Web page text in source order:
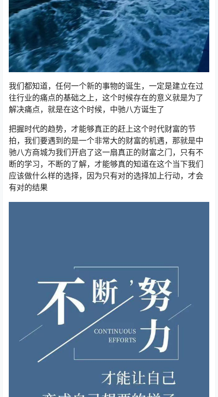
我们都知道，任何一个新的事物的诞生，一定是建立在过
往行业的痛点的基础之上，这个时候存在的意义就是为了
解决痛点，就是在这个时候，中驰八方诞生了
把握时代的趋势，才能够真正的赶上这个时代财富的节
拍，我们要遇到的是一个非常大的财富的机遇，那就是中
驰八方商城为我们开启了这一扇真正的财富之门，只有不
断的学习，不断的了解，才能够真的知道在这个当下我们
应该做什么样的选择，因为只有对的选择加上行动，才会
有对的结果